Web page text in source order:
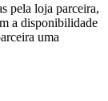
pela loja parceira,
a disponibilidade
uma